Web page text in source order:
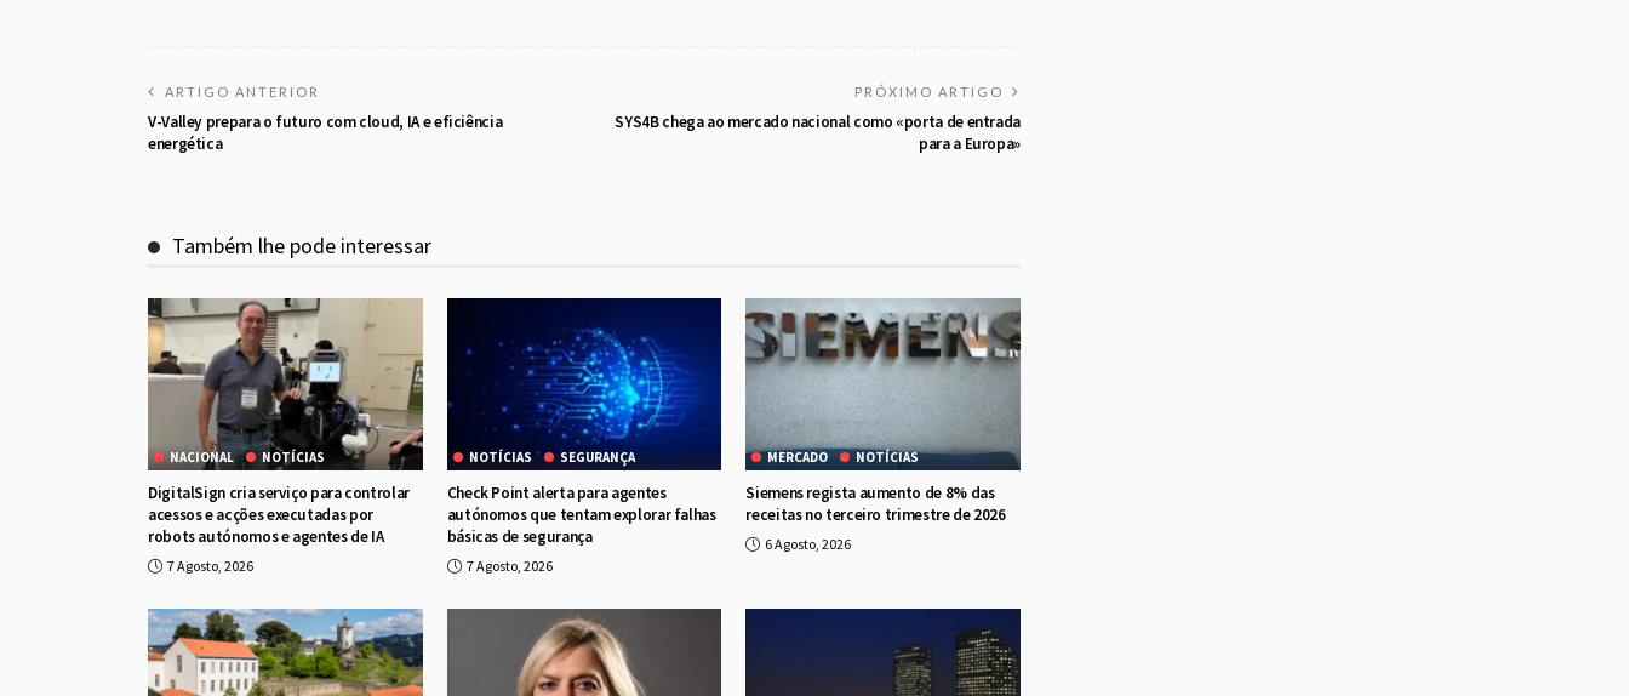
ARTIGO ANTERIOR
V-Valley prepara o futuro com cloud, IA e eficiência
energética
PRÓXIMO ARTIGO
SYS4B chega ao mercado nacional como «porta de entrada
para a Europa»
Também lhe pode interessar
NACIONAL NOTÍCIAS
DigitalSign cria serviço para controlar
acessos e acções executadas por
robots autónomos e agentes de IA
7 Agosto, 2026
NOTÍCIAS SEGURANÇA
Check Point alerta para agentes
autónomos que tentam explorar falhas
básicas de segurança
7 Agosto, 2026
MERCADO NOTÍCIAS
Siemens regista aumento de 8% das
receitas no terceiro trimestre de 2026
6 Agosto, 2026